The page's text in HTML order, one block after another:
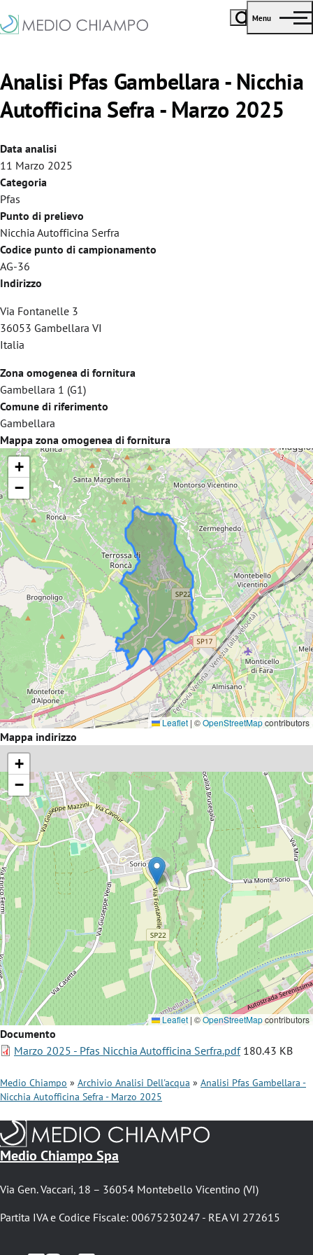
Menu
Analisi Pfas Gambellara - Nicchia
Autofficina Sefra - Marzo 2025
Data analisi
11 Marzo 2025
Categoria
Pfas
Punto di prelievo
Nicchia Autofficina Serfra
Codice punto di campionamento
AG-36
Indirizzo
Via Fontanelle 3
36053 Gambellara VI
Italia
Zona omogenea di fornitura
Gambellara 1 (G1)
Comune di riferimento
Gambellara
Mappa zona omogenea di fornitura
+
−
Leaflet | ©OpenStreetMapcontributors
Mappa indirizzo
+
−
Leaflet | ©OpenStreetMapcontributors
Documento
FileMarzo 2025 - Pfas Nicchia Autofficina Serfra.pdf 180.43 KB
B
r
i
i
o
Medio Chiampo Archivio Analisi Dell'acqua
Analisi Pfas Gambellara -
Nicchia Autofficina Sefra - Marzo 2025
Medio Chiampo Spa
Via Gen. Vaccari, 18 – 36054 Montebello Vicentino (VI)
Partita IVA e Codice Fiscale: 00675230247 - REA VI 272615